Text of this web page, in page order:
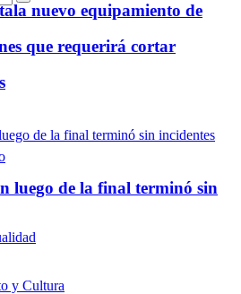
nuevo equipamiento de
que requerirá cortar
luego de la final terminó sin
y Cultura